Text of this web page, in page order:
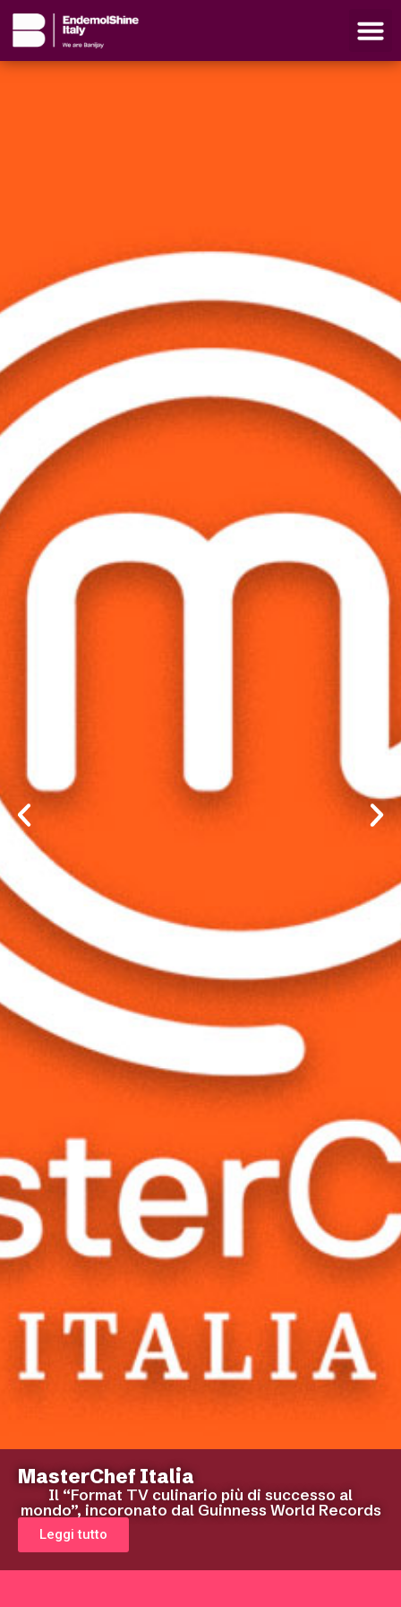
MasterChef Italia
Il “Format TV culinario più di successo al
mondo”, incoronato dal Guinness World Records
Leggi tutto